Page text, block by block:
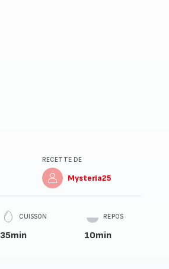
RECETTE DE
Mysteria25
CUISSON
35min
REPOS
10min